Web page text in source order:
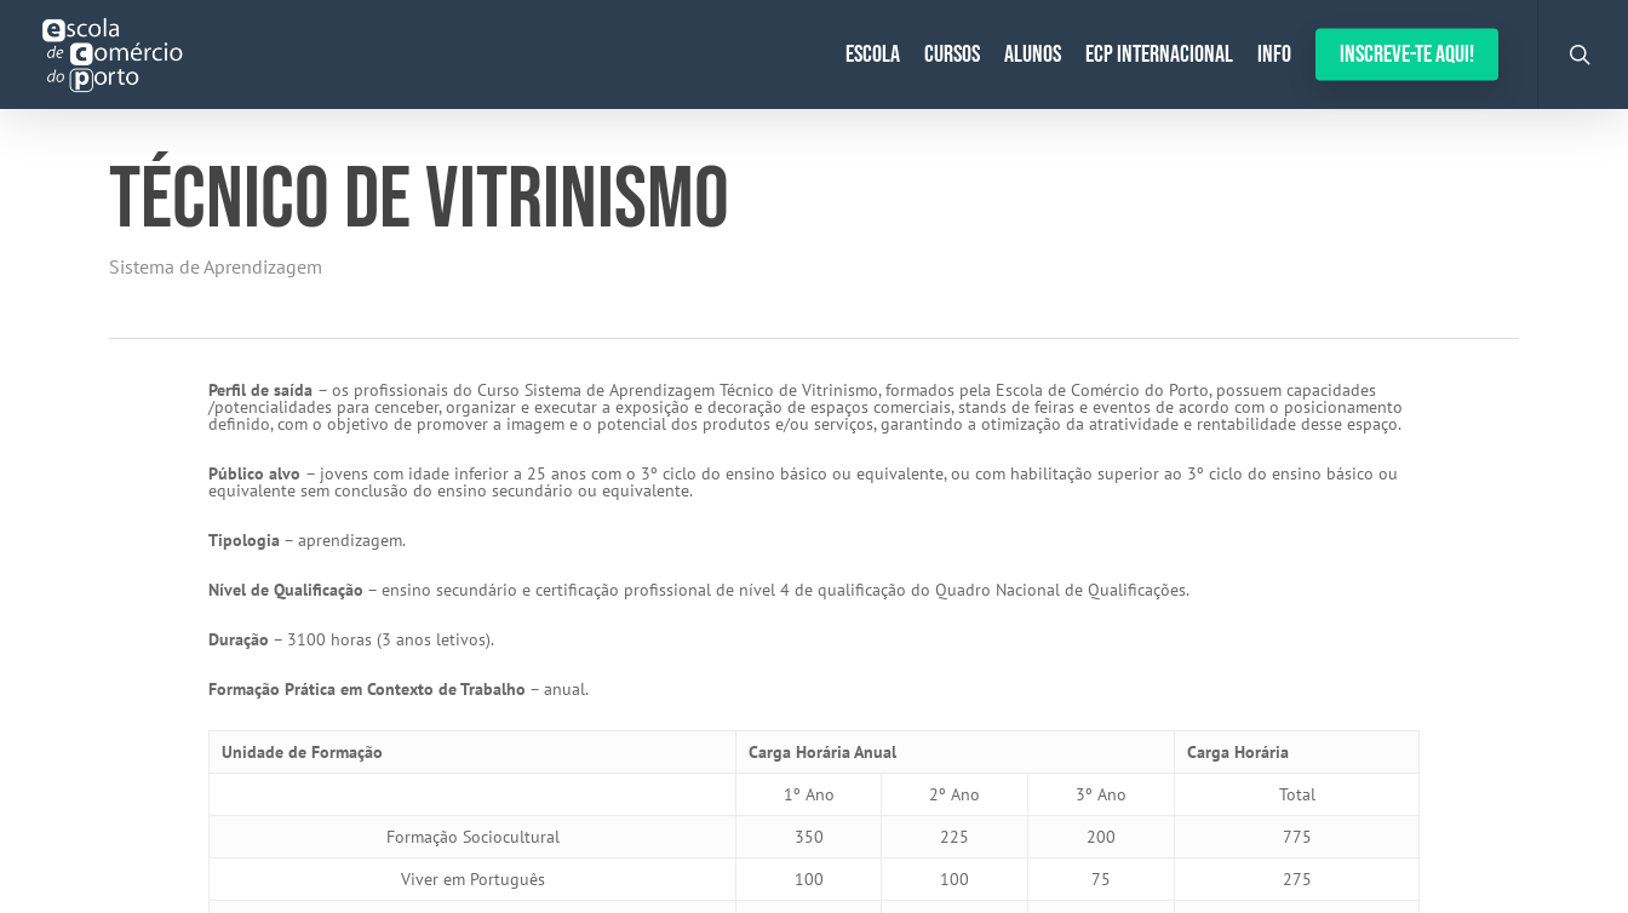
content Escola Cursos Alunos ECP Internacional Info Inscreve-te aqui!
TÉCNICO DE VITRINISMO
Sistema de Aprendizagem
Perfil de saída – os profissionais do Curso Sistema de Aprendizagem Técnico de Vitrinismo, formados pela Escola de Comércio do Porto, possuem capacidades
/potencialidades para cenceber, organizar e executar a exposição e decoração de espaços comerciais, stands de feiras e eventos de acordo com o posicionamento
definido, com o objetivo de promover a imagem e o potencial dos produtos e/ou serviços, garantindo a otimização da atratividade e rentabilidade desse espaço.
Público alvo – jovens com idade inferior a 25 anos com o 3º ciclo do ensino básico ou equivalente, ou com habilitação superior ao 3º ciclo do ensino básico ou
equivalente sem conclusão do ensino secundário ou equivalente.
Tipologia – aprendizagem.
Nível de Qualificação – ensino secundário e certificação profissional de nível 4 de qualificação do Quadro Nacional de Qualificações.
Duração – 3100 horas (3 anos letivos).
Formação Prática em Contexto de Trabalho – anual.
Unidade de Formação Carga Horária Anual
Carga Horária
1º Ano
2º Ano 3º Ano
Total
Formação Sociocultural
350 225 200
775
Viver em Português
100 100 75
275